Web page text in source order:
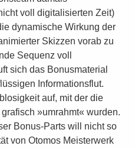
voll digitalisierten Zeit)
dynamische Wirkung der
Skizzen vorab zu
Sequenz voll
sich das Bonusmaterial
Informationsflut.
auf, mit der die
»umrahmt« wurden.
Bonus-Parts will nicht so
von Otomos Meisterwerk